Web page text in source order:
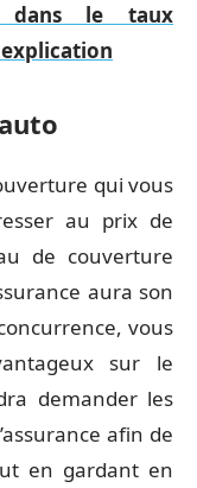
dans le taux
qui vous
au prix de
de couverture
aura son
vous
sur le
demander les
afin de
en gardant en